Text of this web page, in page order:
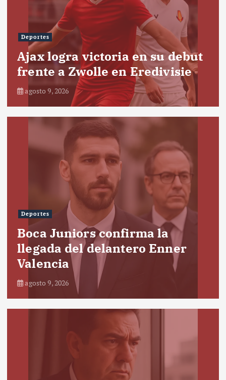
Deportes
Ajax logra victoria en su debut
frente a Zwolle en Eredivisie
agosto 9, 2026
Deportes
Boca Juniors confirma la
llegada del delantero Enner
Valencia
agosto 9, 2026